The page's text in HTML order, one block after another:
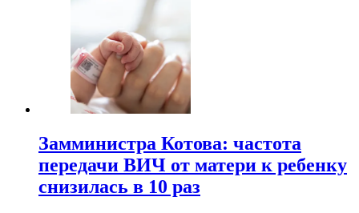
Замминистра Котова: частота
передачи ВИЧ от матери к ребенку
снизилась в 10 раз